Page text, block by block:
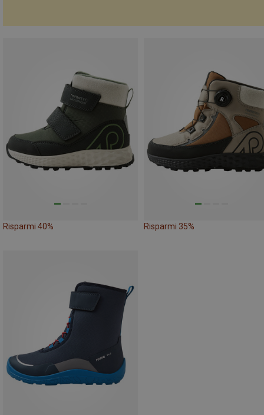
Risparmi 40% Risparmi 35%